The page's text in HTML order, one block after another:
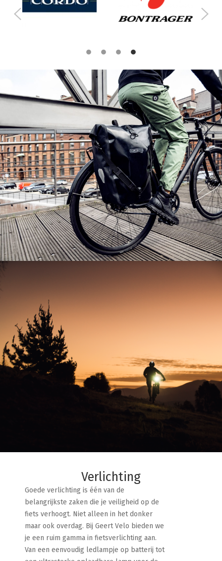
Verlichting
Goede verlichting is één van de
belangrijkste zaken die je veiligheid op de
fiets verhoogt. Niet alleen in het donker
maar ook overdag. Bij Geert Velo bieden we
je een ruim gamma in fietsverlichting aan.
Van een eenvoudig ledlampje op batterij tot